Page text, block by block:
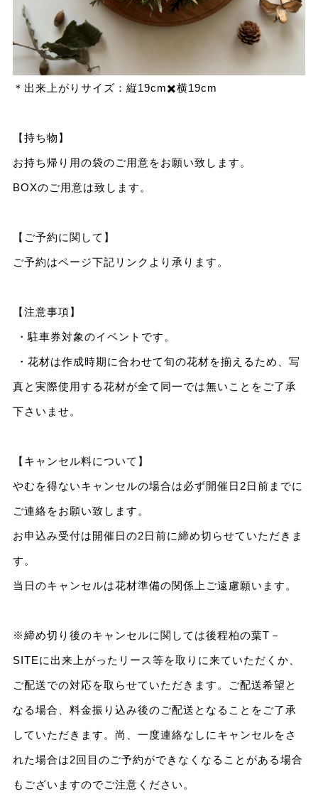
＊出来上がりサイズ：縦19cm✖️横19cm
【持ち物】
お持ち帰り用の袋のご用意をお願い致します。
BOXのご用意は致します。
【ご予約に関して】
ご予約はページ下記リンクより承ります。
【注意事項】
・駐車券対象のイベントです。
・花材は作成時期に合わせて旬の花材を揃えるため、写
真と実際使用する花材が全て同一では無いことをご了承
下さいませ。
【キャンセル料について】
やむを得ないキャンセルの場合は必ず開催日2日前までに
ご連絡をお願い致します。
お申込み受付は開催日の2日前に締め切らせていただきま
す。
当日のキャンセルは花材準備の関係上ご遠慮願います。
※締め切り後のキャンセルに関しては後程柏の葉T－
SITEに出来上がったリース等を取りに来ていただくか、
ご配送での対応を取らせていただきます。ご配送希望と
なる場合、料金振り込み後のご配送となることをご了承
していただきます。尚、一度連絡なしにキャンセルをさ
れた場合は2回目のご予約ができなくなることがある場合
もございますのでご注意ください。